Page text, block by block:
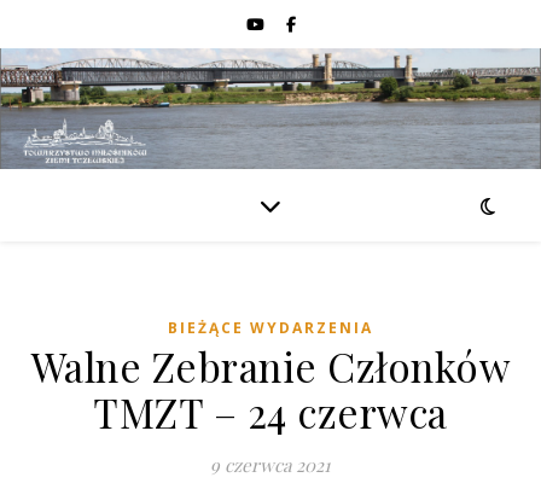
BIEŻĄCE WYDARZENIA
Walne Zebranie Członków
TMZT – 24 czerwca
9 czerwca 2021